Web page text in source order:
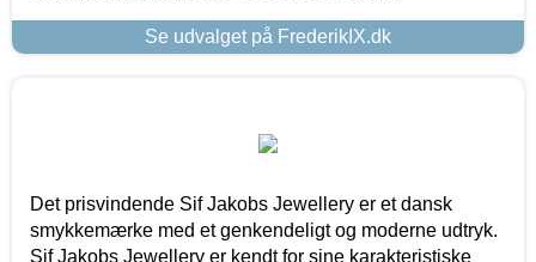
Se udvalget på FrederikIX.dk
Det prisvindende Sif Jakobs Jewellery er et dansk
smykkemærke med et genkendeligt og moderne udtryk.
Sif Jakobs Jewellery er kendt for sine karakteristiske